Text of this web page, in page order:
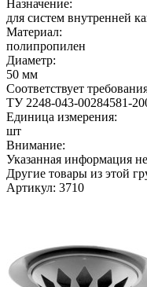
Назначение:
для систем внутренней
Материал:
полипропилен
Диаметр:
50 мм
Соответствует
ТУ 2248-043-00284581-
Единица измерения:
шт
Внимание:
Указанная информация
Другие товары из этой
Артикул: 3710